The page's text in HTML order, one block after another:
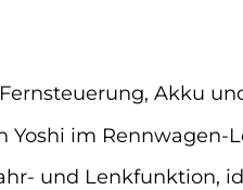
Akku
im Rennwagen-
und Lenkfunktion,